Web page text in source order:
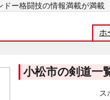
ンドー格闘技の情報満載が
ホ
小松市の剣道一
ス